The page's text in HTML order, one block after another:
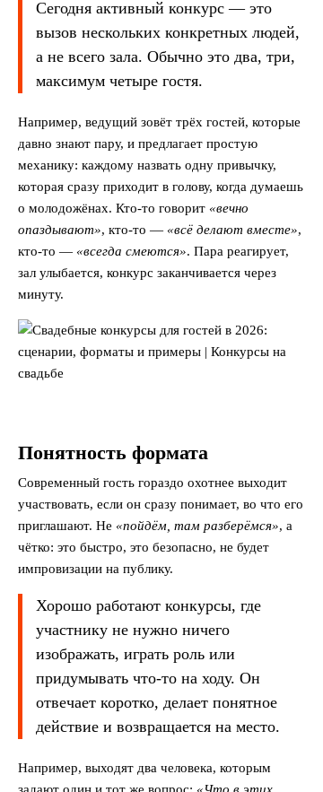
Сегодня активный конкурс — это
вызов нескольких конкретных людей,
а не всего зала. Обычно это два, три,
максимум четыре гостя.
Например, ведущий зовёт трёх гостей, которые
давно знают пару, и предлагает простую
механику: каждому назвать одну привычку,
которая сразу приходит в голову, когда думаешь
о молодожёнах. Кто-то говорит «вечно
опаздывают», кто-то — «всё делают вместе»,
кто-то — «всегда смеются». Пара реагирует,
зал улыбается, конкурс заканчивается через
минуту.
Понятность формата
Современный гость гораздо охотнее выходит
участвовать, если он сразу понимает, во что его
приглашают. Не «пойдём, там разберёмся», а
чётко: это быстро, это безопасно, не будет
импровизации на публику.
Хорошо работают конкурсы, где
участнику не нужно ничего
изображать, играть роль или
придумывать что-то на ходу. Он
отвечает коротко, делает понятное
действие и возвращается на место.
Например, выходят два человека, которым